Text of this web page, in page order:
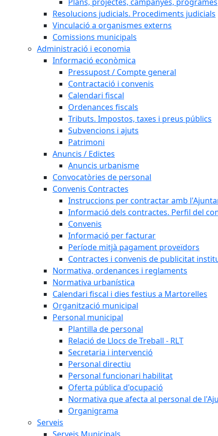
Resolucions judicials. Procediments judicials
Vinculació a organismes externs
Comissions municipals
Administració i economia
Informació econòmica
Pressupost / Compte general
Contractació i convenis
Calendari fiscal
Ordenances fiscals
Tributs. Impostos, taxes i preus públics
Subvencions i ajuts
Patrimoni
Anuncis / Edictes
Anuncis urbanisme
Convocatòries de personal
Convenis Contractes
Instruccions per contractar amb
Informació dels contractes. Perfil del
Convenis
Informació per facturar
Període mitjà pagament proveïdors
Contractes i convenis de publicitat
Normativa, ordenances i reglaments
Normativa urbanística
Calendari fiscal i dies festius a Martorelles
Organització municipal
Personal municipal
Plantilla de personal
Relació de Llocs de Treball - RLT
Secretaria i intervenció
Personal directiu
Personal funcionari habilitat
Oferta pública d'ocupació
Normativa que afecta al personal de
Organigrama
Serveis